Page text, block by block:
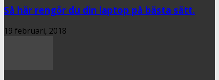
Så här rengör du din laptop på bästa sätt.
19 februari, 2018